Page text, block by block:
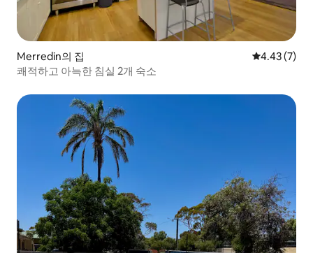
Merredin의 집 평점 4.43점
4.43 (7)
쾌적하고 아늑한 침실 2개 숙소